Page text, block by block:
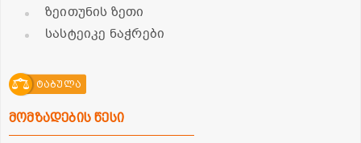
ზეითუნის ზეთი
სასტეიკე ნაჭრები
ტაბულა
მომზადების წესი